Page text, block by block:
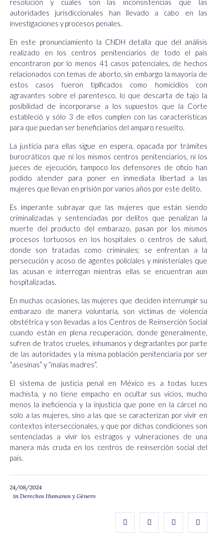
resolución y cuales son las inconsistencias que las
autoridades jurisdiccionales han llevado a cabo en las
investigaciones y procesos penales.
En este pronunciamiento la CNDH detalla que del análisis
realizado en los centros penitenciarios de todo el país
encontraron por lo menos 41 casos potenciales, de hechos
relacionados con temas de aborto, sin embargo la mayoría de
estos casos fueron tipificados como homicidios con
agravantes sobre el parentesco, lo que descarta de tajo la
posibilidad de incorporarse a los supuestos que la Corte
estableció y sólo 3 de ellos cumplen con las características
para que puedan ser beneficiarios del amparo resuelto.
La justicia para ellas sigue en espera, opacada por trámites
burocráticos que ni los mismos centros penitenciarios, ni los
jueces de ejecución, tampoco los defensores de oficio han
podido atender para poner en inmediata libertad a las
mujeres que llevan en prisión por varios años por este delito.
Es imperante subrayar que las mujeres que están siendo
criminalizadas y sentenciadas por delitos que penalizan la
muerte del producto del embarazo, pasan por los mismos
procesos tortuosos en los hospitales o centros de salud,
donde son tratadas como criminales; se enfrentan a la
persecución y acoso de agentes policiales y ministeriales que
las acusan e interrogan mientras ellas se encuentran aún
hospitalizadas.
En muchas ocasiones, las mujeres que deciden interrumpir su
embarazo de manera voluntaria, son víctimas de violencia
obstétrica y son llevadas a los Centros de Reinserción Social
cuando están en plena recuperación, donde generalmente,
sufren de tratos crueles, inhumanos y degradantes por parte
de las autoridades y la misma población penitenciaria por ser
“asesinas” y “malas madres”.
El sistema de justicia penal en México es a todas luces
machista, y no tiene empacho en ocultar sus vicios, mucho
menos la ineficiencia y la injusticia que pone en la cárcel no
solo a las mujeres, sino a las que se caracterizan por vivir en
contextos interseccionales, y que por dichas condiciones son
sentenciadas a vivir los estragos y vulneraciones de una
manera más cruda en los centros de reinserción social del
país.
24/08/2024
in Derechos Humanos y Género